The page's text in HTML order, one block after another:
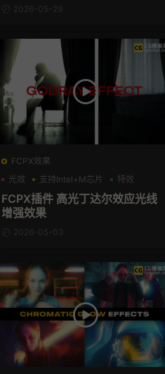
2026-05-29
FCPX效果
光效
支持Intel+M芯片 特效
FCPX插件 高光丁达尔效应光线
增强效果
2026-05-03